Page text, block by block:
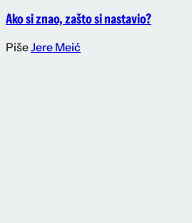
Ako si znao, zašto si nastavio?
PišeJere Meić